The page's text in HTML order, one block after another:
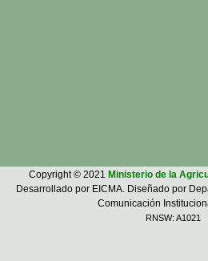
Copyright © 2021 Ministerio de la
Desarrollado por EICMA. Diseñado por
Comunicación
RNSW: A1021